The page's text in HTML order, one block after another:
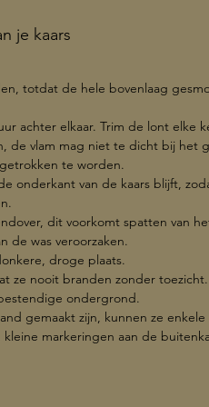
je kaars
totdat de hele bovenlaag
achter elkaar. Trim de lont elke
de vlam mag niet te dicht bij het
te worden.
onderkant van de kaars blijft,
dit voorkomt spatten van
de was veroorzaken.
droge plaats.
ze nooit branden zonder toezicht.
ondergrond.
gemaakt zijn, kunnen ze
markeringen aan de